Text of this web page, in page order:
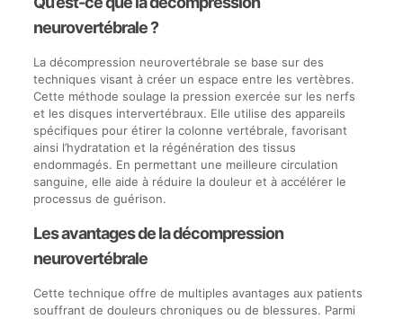
neurovertébrale ?
La décompression neurovertébrale se base sur des
techniques visant à créer un espace entre les vertèbres.
Cette méthode soulage la pression exercée sur les nerfs
et les disques intervertébraux. Elle utilise des appareils
spécifiques pour étirer la colonne vertébrale, favorisant
ainsi l’hydratation et la régénération des tissus
endommagés. En permettant une meilleure circulation
sanguine, elle aide à réduire la douleur et à accélérer le
processus de guérison.
Les avantages de la décompression
neurovertébrale
Cette technique offre de multiples avantages aux patients
souffrant de douleurs chroniques ou de blessures. Parmi